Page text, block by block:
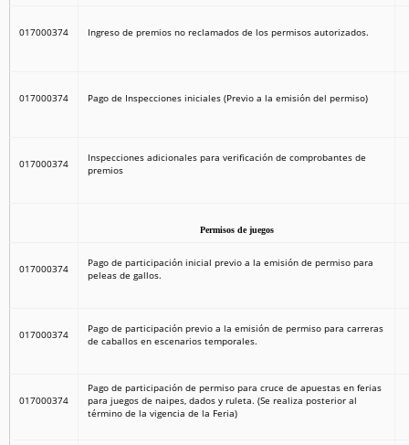
017000374 Ingreso de premios no reclamados de los permisos autorizados.
017000374 Pago de Inspecciones iniciales (Previo a la emisión del permiso)
017000374
Inspecciones adicionales para verificación de comprobantes de
premios
Permisos de juegos
017000374
Pago de participación inicial previo a la emisión de permiso para
peleas de gallos.
017000374
Pago de participación previo a la emisión de permiso para carreras
de caballos en escenarios temporales.
017000374
Pago de participación de permiso para cruce de apuestas en ferias
para juegos de naipes, dados y ruleta. (Se realiza posterior al
término de la vigencia de la Feria)